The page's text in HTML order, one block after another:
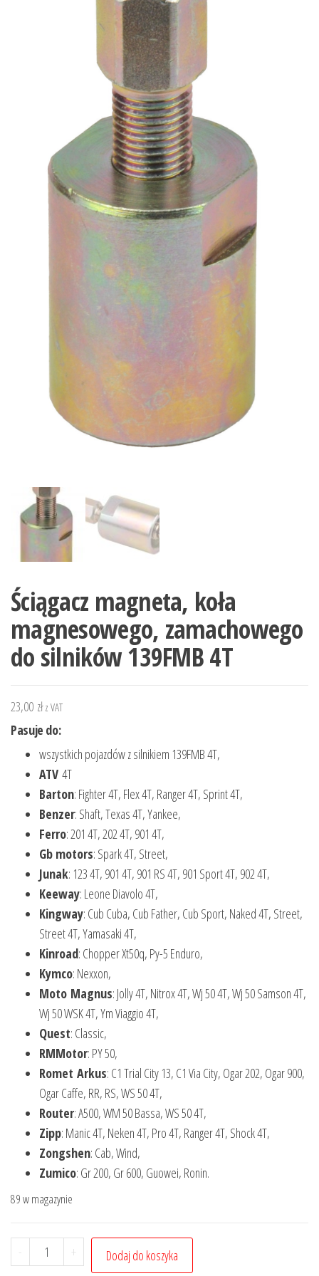
Ściągacz magneta, koła
magnesowego, zamachowego
do silników 139FMB 4T
23,00 zł z VAT
Pasuje do:
wszystkich pojazdów z silnikiem 139FMB 4T,
ATV 4T
Barton: Fighter 4T, Flex 4T, Ranger 4T, Sprint 4T,
Benzer: Shaft, Texas 4T, Yankee,
Ferro: 201 4T, 202 4T, 901 4T,
Gb motors: Spark 4T, Street,
Junak: 123 4T, 901 4T, 901 RS 4T, 901 Sport 4T, 902 4T,
Keeway: Leone Diavolo 4T,
Kingway: Cub Cuba, Cub Father, Cub Sport, Naked 4T, Street,
Street 4T, Yamasaki 4T,
Kinroad: Chopper Xt50q, Py-5 Enduro,
Kymco: Nexxon,
Moto Magnus: Jolly 4T, Nitrox 4T, Wj 50 4T, Wj 50 Samson 4T,
Wj 50 WSK 4T, Ym Viaggio 4T,
Quest: Classic,
RMMotor: PY 50,
Romet Arkus: C1 Trial City 13, C1 Via City, Ogar 202, Ogar 900,
Ogar Caffe, RR, RS, WS 50 4T,
Router: A500, WM 50 Bassa, WS 50 4T,
Zipp: Manic 4T, Neken 4T, Pro 4T, Ranger 4T, Shock 4T,
Zongshen: Cab, Wind,
Zumico: Gr 200, Gr 600, Guowei, Ronin.
89 w magazynie
-
ilość
Ściągacz
+ Dodaj do koszyka